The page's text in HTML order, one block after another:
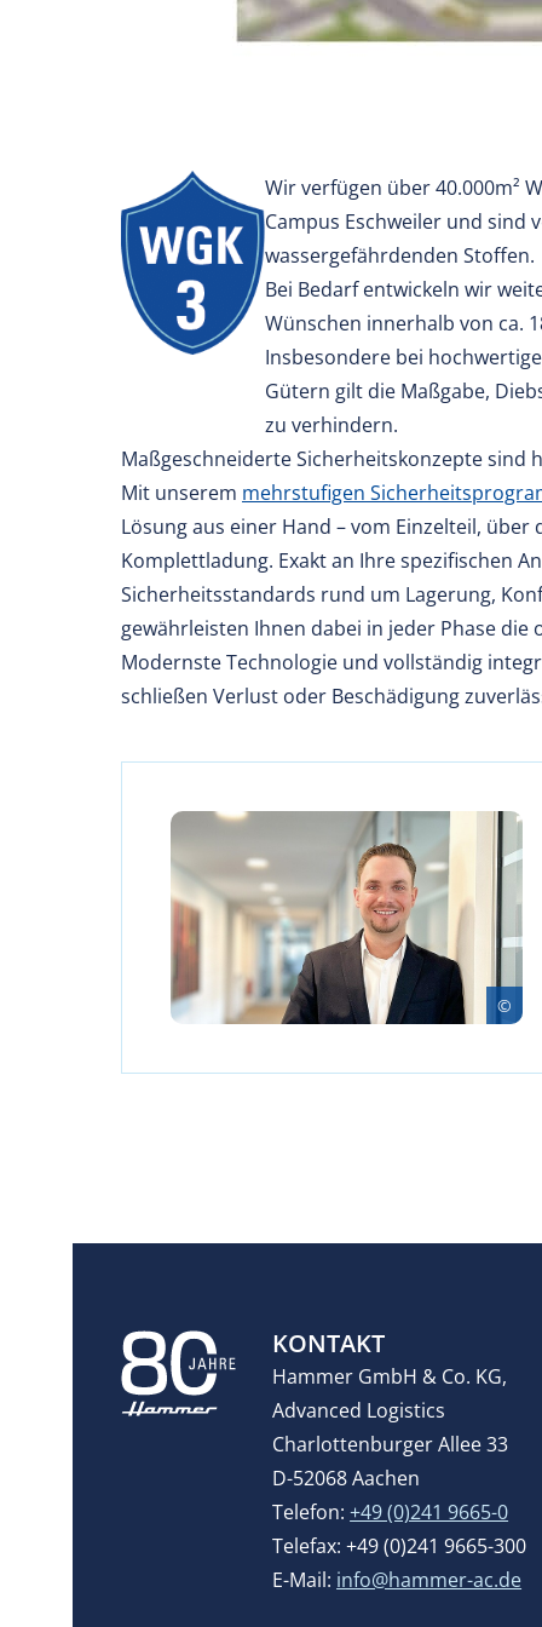
Wir verfügen über 40.000m²
Campus Eschweiler und sind
wassergefährdenden Stoffen.
Bei Bedarf entwickeln wir
Wünschen innerhalb von ca.
Insbesondere bei
Gütern gilt die Maßgabe,
zu verhindern.
Maßgeschneiderte Sicherheitskonzepte sind
Mit unserem mehrstufigen
Lösung aus einer Hand – vom Einzelteil, über
Komplettladung. Exakt an Ihre spezifischen
Sicherheitsstandards rund um Lagerung,
gewährleisten Ihnen dabei in jeder Phase die
Modernste Technologie und vollständig
schließen Verlust oder Beschädigung
KONTAKT
Hammer GmbH & Co. KG,
Advanced Logistics
Charlottenburger Allee 33
D-52068 Aachen
Telefon:+49 (0)241 9665-0
Telefax: +49 (0)241 9665-300
E-Mail: info@hammer-ac.de